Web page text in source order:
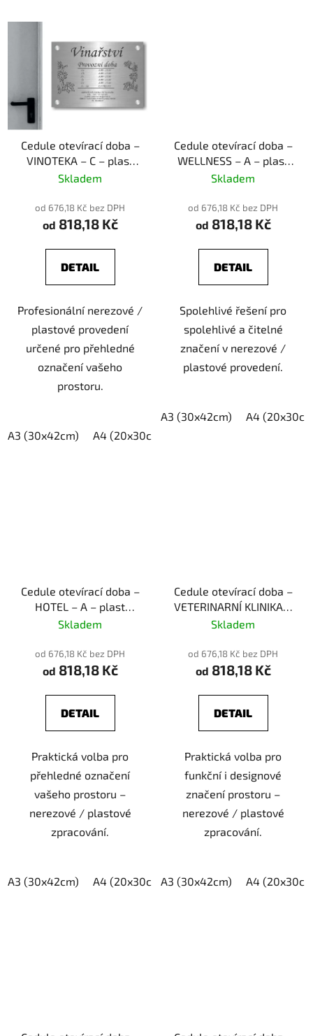
Cedule otevírací doba –
VINOTEKA – C – plast
(piktogram)
Skladem
od 676,18 Kč bez DPH
od 818,18 Kč
DETAIL
Profesionální nerezové /
plastové provedení
určené pro přehledné
označení vašeho
prostoru.
A3 (30x42cm) A4 (20x30cm)
Cedule otevírací doba –
WELLNESS – A – plast
(piktogram)
Skladem
od 676,18 Kč bez DPH
od 818,18 Kč
DETAIL
Spolehlivé řešení pro
spolehlivé a čitelné
značení v nerezové /
plastové provedení.
A3 (30x42cm) A4
Cedule otevírací doba –
HOTEL – A – plast
(piktogram)
Skladem
od 676,18 Kč bez DPH
od 818,18 Kč
DETAIL
Praktická volba pro
přehledné označení
vašeho prostoru –
nerezové / plastové
zpracování.
A3 (30x42cm) A4 (20x30cm) A5 (15x21cm)
Cedule otevírací doba –
VETERINARNÍ KLINIKA –
C – plast (piktogram)
Skladem
od 676,18 Kč bez DPH
od 818,18 Kč
DETAIL
Praktická volba pro
funkční i designové
značení prostoru –
nerezové / plastové
zpracování.
A3 (30x42cm) A4